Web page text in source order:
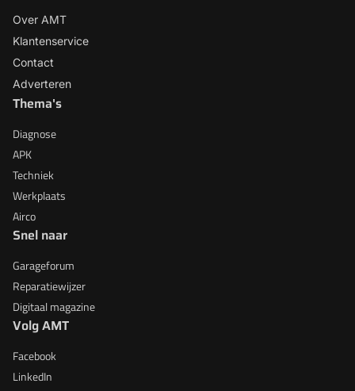
Over AMT
Klantenservice
Contact
Adverteren
Thema's
Diagnose
APK
Techniek
Werkplaats
Airco
Snel naar
Garageforum
Reparatiewijzer
Digitaal magazine
Volg AMT
Facebook
LinkedIn